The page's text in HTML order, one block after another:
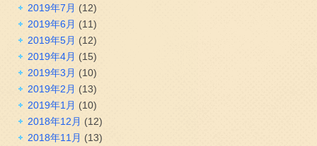
2019年7月 (12)
2019年6月 (11)
2019年5月 (12)
2019年4月 (15)
2019年3月 (10)
2019年2月 (13)
2019年1月 (10)
2018年12月 (12)
2018年11月 (13)